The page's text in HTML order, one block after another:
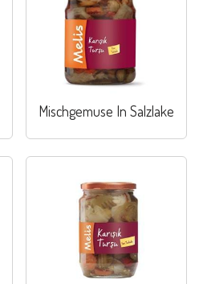
Mischgemuse In Salzlake